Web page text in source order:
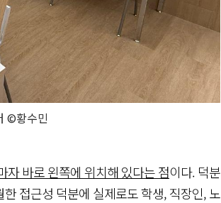
©황수민
자 바로 왼쪽에 위치해 있다는 점이다. 덕분
접근성 덕분에 실제로도 학생, 직장인, 노